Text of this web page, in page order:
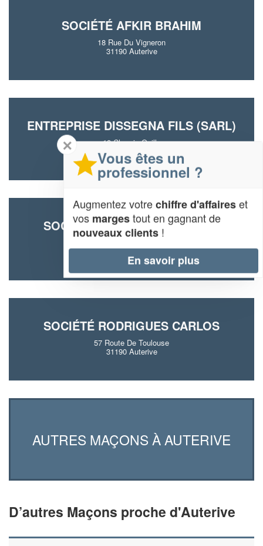
SOCIÉTÉ AFKIR BRAHIM
18 Rue Du Vigneron
31190 Auterive
ENTREPRISE DISSEGNA FILS (SARL)
18 Chemin Quilla
31190 Auterive
SOCIÉTÉ ABDELMALEK HAMID
31190 Auterive
SOCIÉTÉ RODRIGUES CARLOS
57 Route De Toulouse
31190 Auterive
AUTRES MAÇONS À AUTERIVE
D’autres Maçons proche d'Auterive
✕
Vous êtes un
professionnel ?
Augmentez votrechiffre d'affaireset
vos margestout en gagnant de
nouveaux clients !
En savoir plus